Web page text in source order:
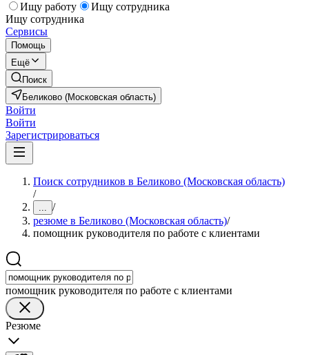
Ищу работу
Ищу сотрудника
Ищу сотрудника
Сервисы
Помощь
Ещё
Поиск
Беликово (Московская область)
Войти
Войти
Зарегистрироваться
Поиск сотрудников в Беликово (Московская область)
/
... /
резюме в Беликово (Московская область)/
помощник руководителя по работе с клиентами
помощник руководителя по работе с клиентами
Резюме